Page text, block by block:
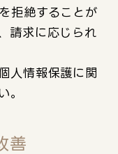
拒絶することが
請求に応じられ
人情報保護に関
。
善